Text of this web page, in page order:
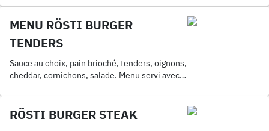
MENU RÖSTI BURGER
TENDERS
Sauce au choix, pain brioché, tenders, oignons,
cheddar, cornichons, salade. Menu servi avec
RÖSTI BURGER STEAK